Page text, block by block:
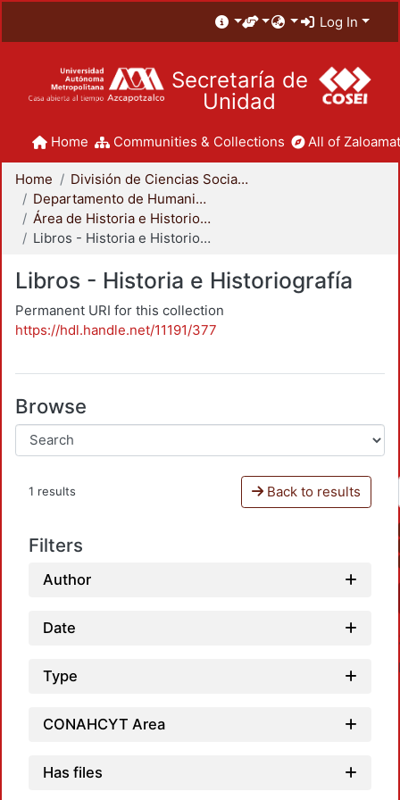
Log In
Secretaría de
Unidad
Home Communities & Collections All of
Home
División de Ciencias Sociales y Humanidades
Departamento de Humanidades
Área de Historia e Historiografía
Libros - Historia e Historiografía
Libros - Historia e Historiografía
Permanent URI for this collection
https://hdl.handle.net/11191/377
Browse
1 results Back to results
Filters
Author
Date
Type
CONAHCYT Area
Has files